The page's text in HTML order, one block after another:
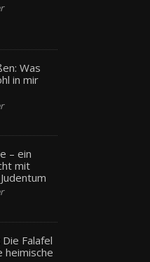
Was
in mir
– ein
mit
Falafel